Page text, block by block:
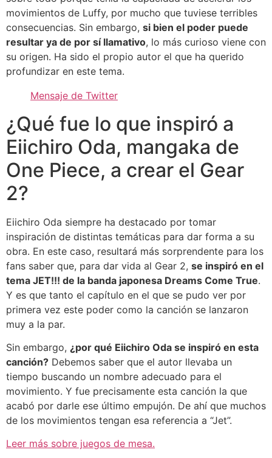
movimientos de Luffy, por mucho que tuviese terribles
consecuencias. Sin embargo, si bien el poder puede
resultar ya de por sí llamativo, lo más curioso viene con
su origen. Ha sido el propio autor el que ha querido
profundizar en este tema.
Mensaje de Twitter
¿Qué fue lo que inspiró a
Eiichiro Oda, mangaka de
One Piece, a crear el Gear
2?
Eiichiro Oda siempre ha destacado por tomar
inspiración de distintas temáticas para dar forma a su
obra. En este caso, resultará más sorprendente para los
fans saber que, para dar vida al Gear 2, se inspiró en el
tema JET!!! de la banda japonesa Dreams Come True.
Y es que tanto el capítulo en el que se pudo ver por
primera vez este poder como la canción se lanzaron
muy a la par.
Sin embargo, ¿por qué Eiichiro Oda se inspiró en esta
canción? Debemos saber que el autor llevaba un
tiempo buscando un nombre adecuado para el
movimiento. Y fue precisamente esta canción la que
acabó por darle ese último empujón. De ahí que muchos
de los movimientos tengan esa referencia a “Jet”.
Leer más sobre juegos de mesa.